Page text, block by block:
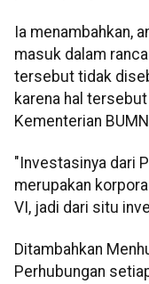
Ia menambahkan,
masuk dalam
tersebut tidak
karena hal
Kementerian
"Investasinya dari
merupakan
VI, jadi dari situ
Ditambahkan
Perhubungan